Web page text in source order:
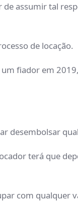
assumir tal
de locação.
fiador em
desembolsar
terá que
com qualquer